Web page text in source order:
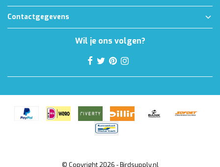
Contactgegevens
Wil je ons volgen?
© Copyright 2026 - Birdsupply.nl